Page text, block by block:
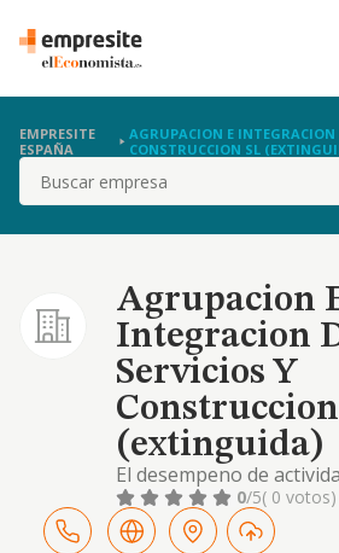
EMPRESITE
ESPAÑA
AGRUPACION E INTEGRACION
CONSTRUCCION SL
Buscar
Agrupacion
Integracion
Servicios Y
(extinguida)
El desempeno de
jardineria, electricidad.
0/5( 0 votos)